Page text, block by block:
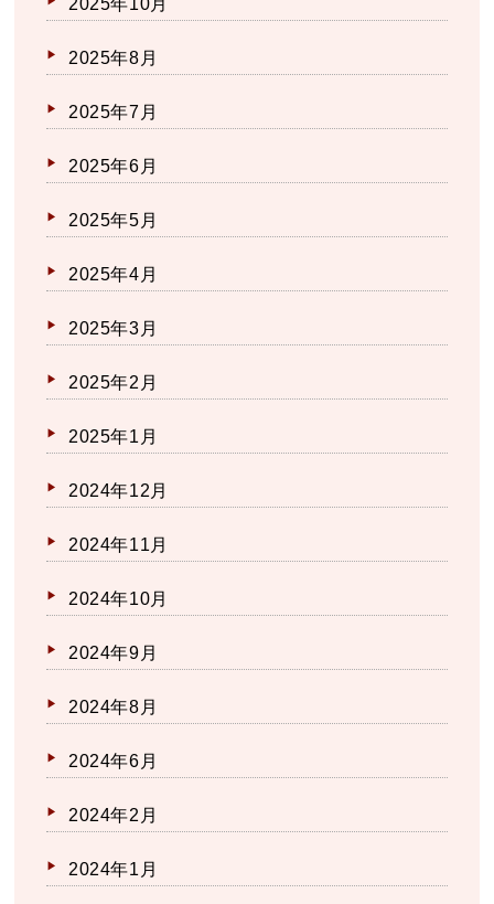
2025年8月
2025年7月
2025年6月
2025年5月
2025年4月
2025年3月
2025年2月
2025年1月
2024年12月
2024年11月
2024年10月
2024年9月
2024年8月
2024年6月
2024年2月
2024年1月